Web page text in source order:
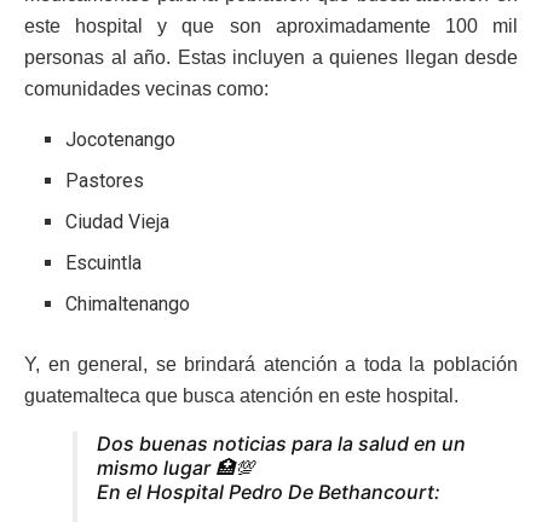
este hospital y que son aproximadamente 100 mil
personas al año. Estas incluyen a quienes llegan desde
comunidades vecinas como:
Jocotenango
Pastores
Ciudad Vieja
Escuintla
Chimaltenango
Y, en general, se brindará atención a toda la población
guatemalteca que busca atención en este hospital.
Dos buenas noticias para la salud en un
mismo lugar 🏥💯
En el Hospital Pedro De Bethancourt: